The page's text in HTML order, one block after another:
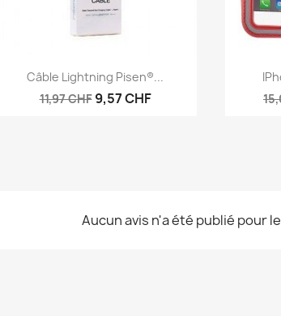
 Aperçu rapide
Câble Lightning Pisen®...
11,97 CHF 9,57 CHF
Aucun avis n'a été publié pour